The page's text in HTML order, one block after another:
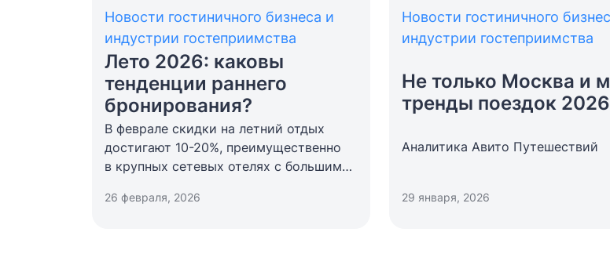
Новости гостиничного бизнеса и
индустрии гостеприимства
Лето 2026: каковы
тенденции раннего
бронирования?
В феврале скидки на летний отдых
достигают 10-20%, преимущественно
в крупных сетевых отелях с большим
курортах. Лидером по количеству
26 февраля, 2026
Новости гостиничного
индустрии гостеприимства
Не только Москва и
тренды поездок 2026
Аналитика Авито Путешествий
29 января, 2026